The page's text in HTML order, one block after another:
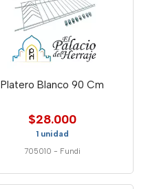
Platero Blanco 90 Cm
$28.000
1 unidad
705010 - Fundi